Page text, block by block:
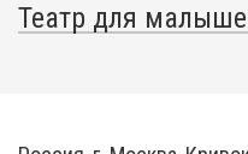
Театр для